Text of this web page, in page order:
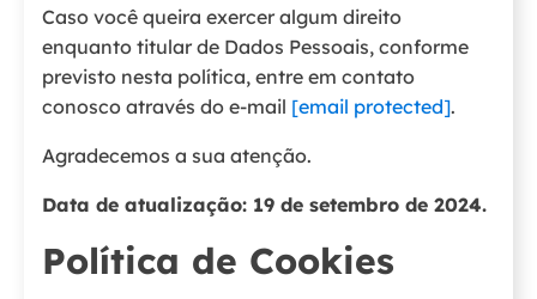
Caso você queira exercer algum direito
enquanto titular de Dados Pessoais, conforme
previsto nesta política, entre em contato
conosco através do e-mail [email protected].
Agradecemos a sua atenção.
Data de atualização: 19 de setembro de 2024.
Política de Cookies